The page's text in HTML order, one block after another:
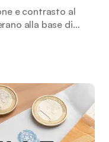
e contrasto al
alla base di…